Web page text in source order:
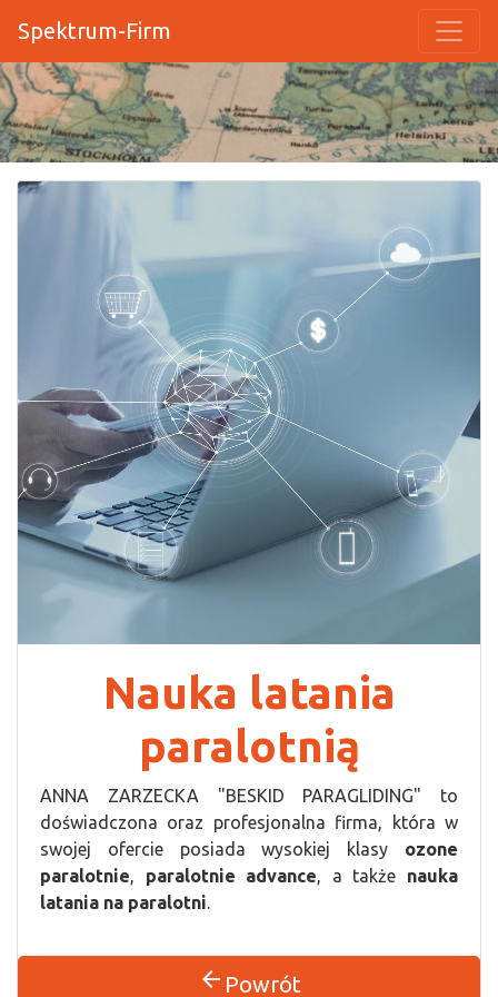
Spektrum-Firm
Nauka latania
paralotnią
ANNA ZARZECKA "BESKID PARAGLIDING" to
doświadczona oraz profesjonalna firma, która w
swojej ofercie posiada wysokiej klasy ozone
paralotnie
paralotnie advance , a także nauka
latania na paralotni
arrow_back Powrót